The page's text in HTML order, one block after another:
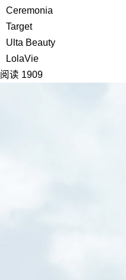
Ceremonia
Target
Ulta Beauty
LolaVie
阅读 1909